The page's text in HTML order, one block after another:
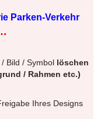
Parken-Verkehr
Bild / Symbol löschen
/ Rahmen etc.)
Ihres Designs